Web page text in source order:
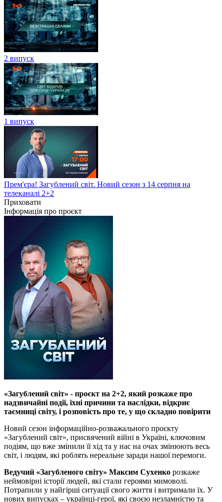
2 випуск
1 випуск
Прем'єра! Загублений світ. Новий сезон з 14 серпня на
телеканалі 2+2
Приховати
Інформація про проєкт
«Загублений світ» - проєкт на 2+2, який розкаже про
надзвичайні події, їхні причини та наслідки, відкриє
таємниці світу, і розповість про те, у що складно повірити
Новий сезон інформаційно-розважального проєкту
«Загублений світ», присвячений війні в Україні, ключовим
подіям, що вже змінили її хід та у нас на очах змінюють весь
світ, і людям, які роблять нереальне заради нашої перемоги.
Ведучий «Загубленого світу» Максим Сухенко розкаже
неймовірні історії людей, які стали героями мимоволі.
Потрапили у найгірші ситуації свого життя і витримали їх. У
нових випусках – українці-герої, які своєю незламністю та